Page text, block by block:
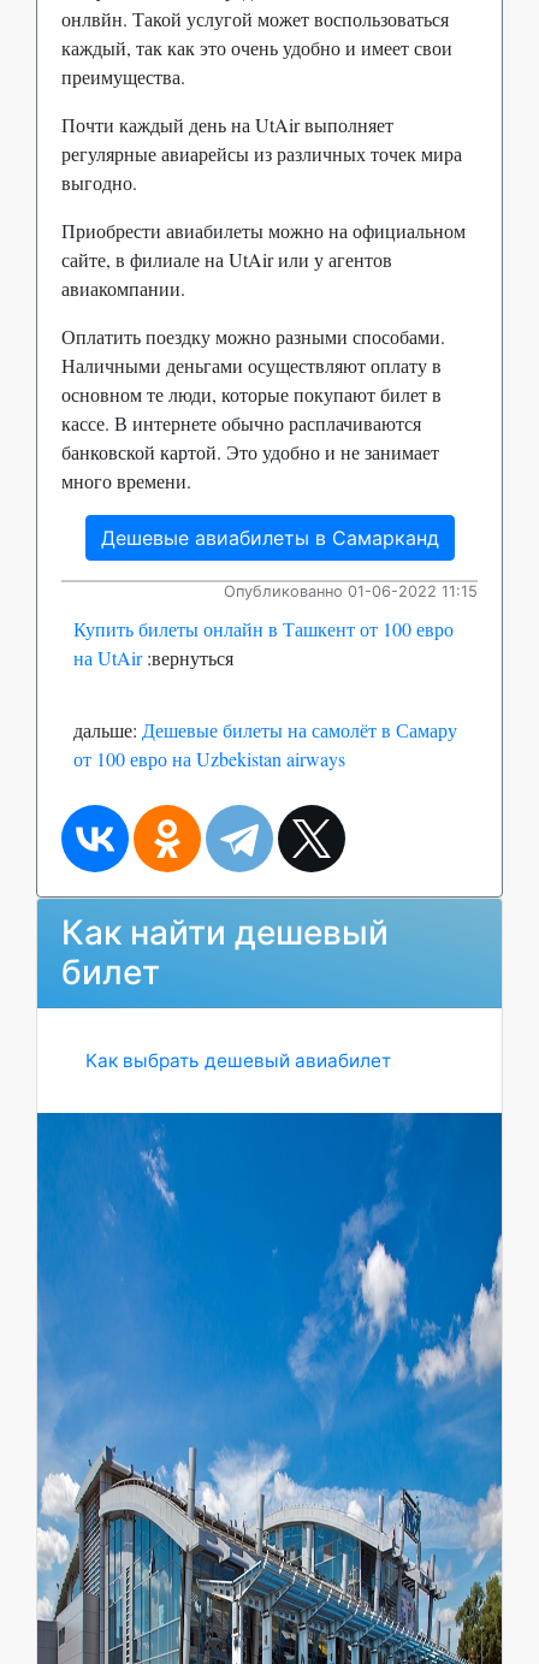
онлвйн. Такой услугой может воспользоваться
каждый, так как это очень удобно и имеет свои
преимущества.
Почти каждый день на UtAir выполняет
регулярные авиарейсы из различных точек мира
выгодно.
Приобрести авиабилеты можно на официальном
сайте, в филиале на UtAir или у агентов
авиакомпании.
Оплатить поездку можно разными способами.
Наличными деньгами осуществляют оплату в
основном те люди, которые покупают билет в
кассе. В интернете обычно расплачиваются
банковской картой. Это удобно и не занимает
много времени.
Дешевые авиабилеты в Самарканд
Опубликованно 01-06-2022 11:15
Купить билеты онлайн в Ташкент от 100 евро
на UtAir:вернуться
дальше: Дешевые билеты на самолёт в Самару
от 100 евро на Uzbekistan airways
Как найти дешевый
билет
Как выбрать дешевый авиабилет